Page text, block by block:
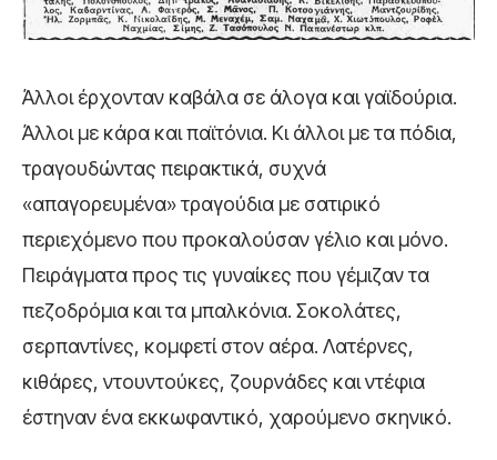
Άλλοι έρχονταν καβάλα σε άλογα και γαϊδούρια.
Άλλοι με κάρα και παϊτόνια. Κι άλλοι με τα πόδια,
τραγουδώντας πειρακτικά, συχνά
«απαγορευμένα» τραγούδια με σατιρικό
περιεχόμενο που προκαλούσαν γέλιο και μόνο.
Πειράγματα προς τις γυναίκες που γέμιζαν τα
πεζοδρόμια και τα μπαλκόνια. Σοκολάτες,
σερπαντίνες, κομφετί στον αέρα. Λατέρνες,
κιθάρες, ντουντούκες, ζουρνάδες και ντέφια
έστηναν ένα εκκωφαντικό, χαρούμενο σκηνικό.